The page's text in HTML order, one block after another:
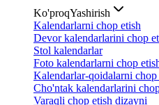
Ko'proqYashirish
Kalendarlarni chop etish
Devor kalendarlarini chop
Stol kalendarlar
Foto kalendarlarni chop
Kalendarlar-qoidalarni chop
Cho'ntak kalendarlarini
Varaqli chop etish dizayni